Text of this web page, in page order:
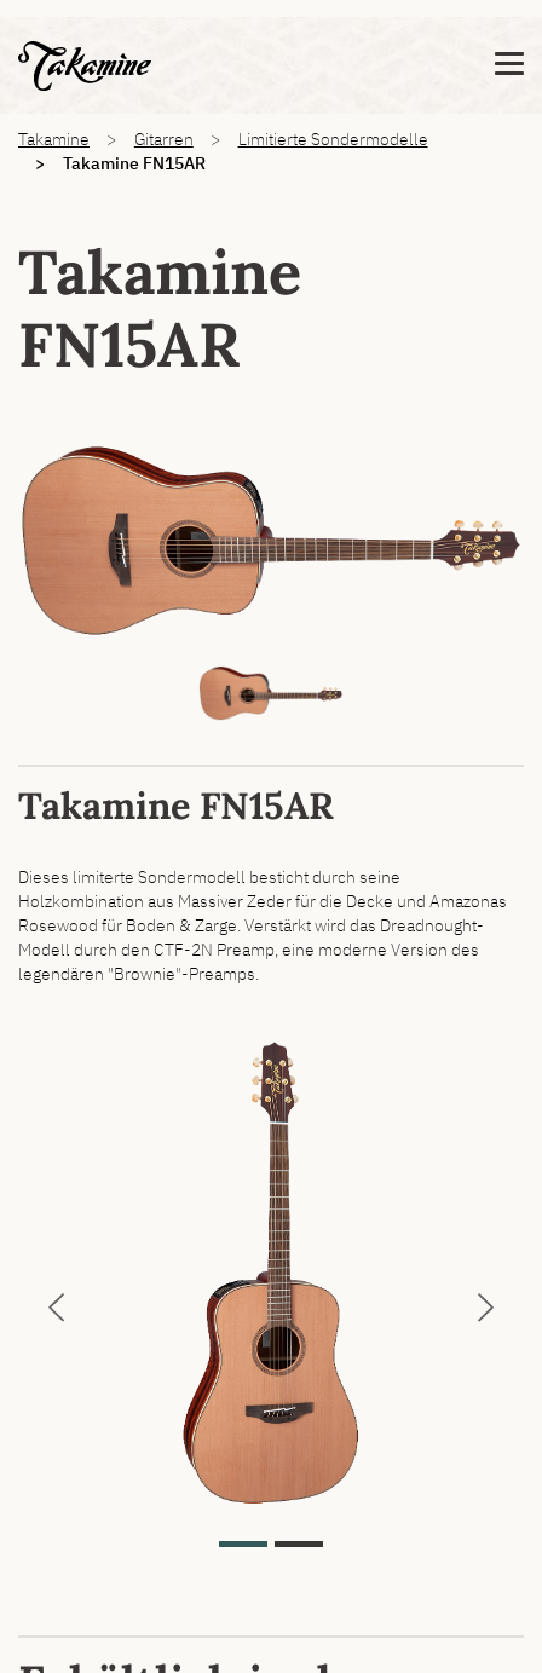
Diese Meldung nicht mehr anzeigen
Takamine Gitarren
Limitierte Sondermodelle
Takamine FN15AR
Takamine
FN15AR
Takamine FN15AR
Dieses limiterte Sondermodell besticht durch seine
Holzkombination aus Massiver Zeder für die Decke und Amazonas
Rosewood für Boden & Zarge. Verstärkt wird das Dreadnought-
Modell durch den CTF-2N Preamp, eine moderne Version des
legendären "Brownie"-Preamps.
Previous Next